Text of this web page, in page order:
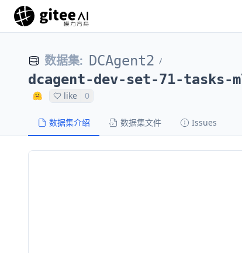
数据集: DCAgent2 /
dcagent-dev-set-71-tasks-
like 0
数据集介绍 数据集文件 Issues